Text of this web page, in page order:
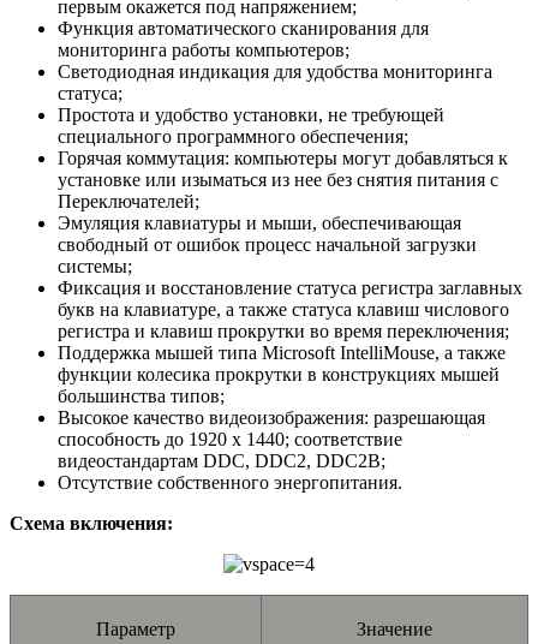
первым окажется под напряжением;
Функция автоматического сканирования для
мониторинга работы компьютеров;
Светодиодная индикация для удобства мониторинга
статуса;
Простота и удобство установки, не требующей
специального программного обеспечения;
Горячая коммутация: компьютеры могут добавляться к
установке или изыматься из нее без снятия питания с
Переключателей;
Эмуляция клавиатуры и мыши, обеспечивающая
свободный от ошибок процесс начальной загрузки
системы;
Фиксация и восстановление статуса регистра заглавных
букв на клавиатуре, а также статуса клавиш числового
регистра и клавиш прокрутки во время переключения;
Поддержка мышей типа Microsoft IntelliMouse, а также
функции колесика прокрутки в конструкциях мышей
большинства типов;
Высокое качество видеоизображения: разрешающая
способность до 1920 x 1440; соответствие
видеостандартам DDC, DDC2, DDC2B;
Отсутствие собственного энергопитания.
Схема включения:
Параметр Значение